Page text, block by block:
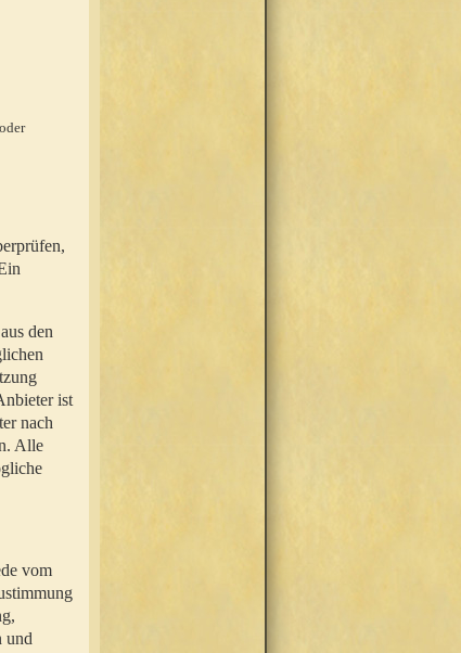
den
ist
nach
Alle
vom
und